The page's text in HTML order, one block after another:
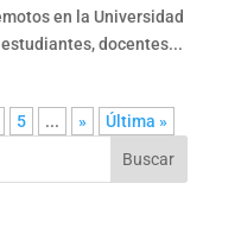
en la Universidad
docentes...
5 ... »
Última »
Buscar